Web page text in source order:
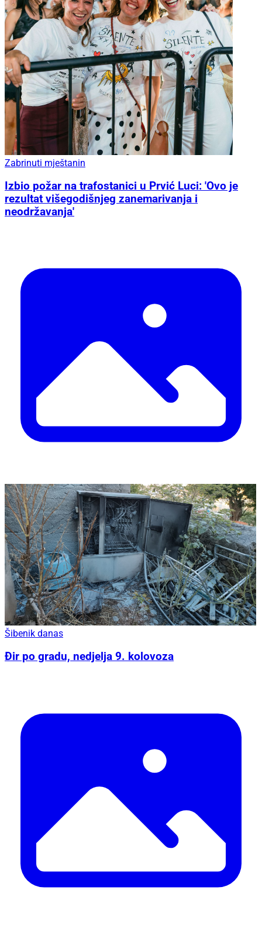
Zabrinuti mještanin
Izbio požar na trafostanici u Prvić Luci: 'Ovo je
rezultat višegodišnjeg zanemarivanja i
neodržavanja'
Šibenik danas
Đir po gradu, nedjelja 9. kolovoza